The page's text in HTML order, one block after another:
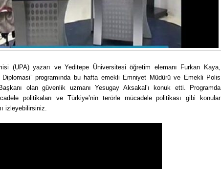
(UPA) yazarı ve Yeditepe Üniversitesi öğretim elemanı Furkan Kaya,
Diplomasi” programında bu hafta emekli Emniyet Müdürü ve Emekli Polis
olan güvenlik uzmanı Yesugay Aksakal’ı konuk etti. Programda
politikaları ve Türkiye’nin terörle mücadele politikası gibi konular
izleyebilirsiniz.